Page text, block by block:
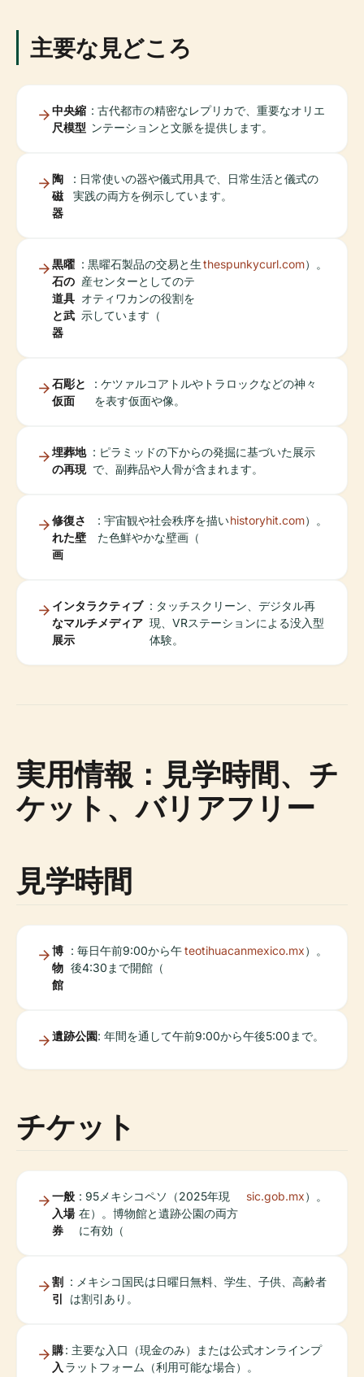
主要な見どころ
中央縮
尺模型
: 古代都市の精密なレプリカで、重要なオリエ
ンテーションと文脈を提供します。
陶
磁
器
: 日常使いの器や儀式用具で、日常生活と儀式の
実践の両方を例示しています。
黒曜
石の
道具
と武
器
: 黒曜石製品の交易と生
産センターとしてのテ
オティワカンの役割を
示しています（
thespunkycurl.com）。
石彫と
仮面
: ケツァルコアトルやトラロックなどの神々
を表す仮面や像。
埋葬地
の再現
: ピラミッドの下からの発掘に基づいた展示
で、副葬品や人骨が含まれます。
修復さ
れた壁
画
: 宇宙観や社会秩序を描い
た色鮮やかな壁画（
historyhit.com）。
インタラクティブ
なマルチメディア
展示
: タッチスクリーン、デジタル再
現、VRステーションによる没入型
体験。
実用情報：見学時間、チ
ケット、バリアフリー
見学時間
博
物
館
: 毎日午前9:00から午
後4:30まで開館（
teotihuacanmexico.mx）。
遺跡公園: 年間を通して午前9:00から午後5:00まで。
チケット
一般
入場
券
: 95メキシコペソ（2025年現
在）。博物館と遺跡公園の両方
に有効（
sic.gob.mx）。
割
引
: メキシコ国民は日曜日無料、学生、子供、高齢者
は割引あり。
購
入
: 主要な入口（現金のみ）または公式オンラインプ
ラットフォーム（利用可能な場合）。